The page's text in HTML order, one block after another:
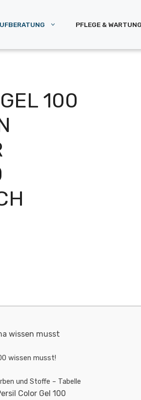
PFLEGE & WARTUNG
100
wissen musst
wissen musst!
und Stoffe – Tabelle
Color Gel 100